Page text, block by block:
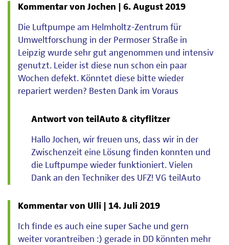
Kommentar von Jochen | 6. August 2019
Die Luftpumpe am Helmholtz-Zentrum für
Umweltforschung in der Permoser Straße in
Leipzig wurde sehr gut angenommen und intensiv
genutzt. Leider ist diese nun schon ein paar
Wochen defekt. Könntet diese bitte wieder
repariert werden? Besten Dank im Voraus
Antwort von teilAuto & cityflitzer
Hallo Jochen, wir freuen uns, dass wir in der
Zwischenzeit eine Lösung finden konnten und
die Luftpumpe wieder funktioniert. Vielen
Dank an den Techniker des UFZ! VG teilAuto
Kommentar von Ulli | 14. Juli 2019
Ich finde es auch eine super Sache und gern
weiter vorantreiben :) gerade in DD könnten mehr